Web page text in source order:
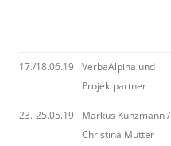
17./18.06.19 VerbaAlpina und
Projektpartner
23.-25.05.19
Markus Kunzmann /
Christina Mutter